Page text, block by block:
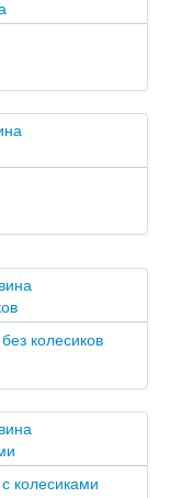
колесиков
колесиками